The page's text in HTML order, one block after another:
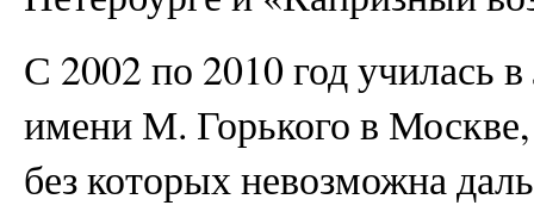
С 2002 по 2010 год училась
имени М. Горького в
без которых невозможна